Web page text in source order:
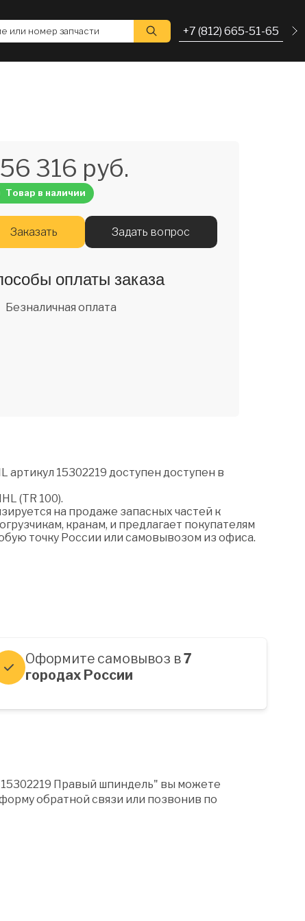
или номер запчасти +7 (812) 665-51-65
316 руб.
Товар в наличии
Заказать Задать вопрос
оплаты заказа
Безналичная оплата
15302219 доступен доступен в
(TR 100).
на продаже запасных частей к
кранам, и предлагает покупателям
точку России или самовывозом из офиса.
Оформите самовывоз в7
городах России
Правый шпиндель" вы можете
обратной связи или позвонив по